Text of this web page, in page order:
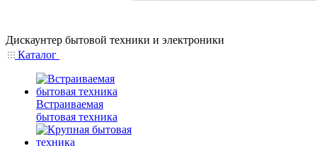
Дискаунтер бытовой техники и электроники
Каталог
Встраиваемая
бытовая техника